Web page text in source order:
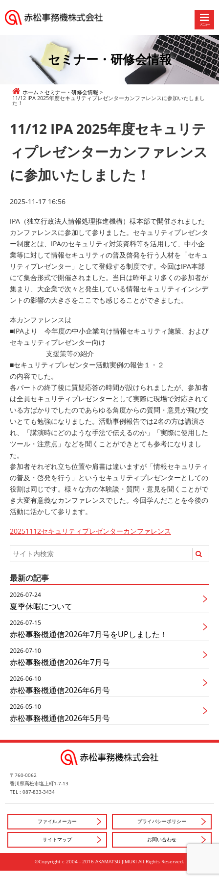
メニュー
セミナー・研修会情報
ホーム
セミナー・研修会情報
11/12 IPA 2025年度セキュリティプレゼンターカンファレンスに参加いたしまし
た！
11/12 IPA 2025年度セキュリテ
ィプレゼンターカンファレンス
に参加いたしました！
2025-11-17 16:56
IPA（独立行政法人情報処理推進機構）様本部で開催されました
カンファレンスに参加して参りました。セキュリティプレゼンタ
ー制度とは、IPAのセキュリティ対策資料等を活用して、中小企
業等に対して情報セキュリティの普及啓発を行う人材を「セキュ
リティプレゼンター」として登録する制度です。今回はIPA本部
にて集合形式で開催されました。当日は昨年より多くの参加者が
集まり、大企業で次々と発生している情報セキュリティインシデ
ントの影響の大きさをここでも感じることができました。
本カンファレンスは
■IPAより 今年度の中小企業向け情報セキュリティ施策、および
セキュリティプレゼンター向け
支援策等の紹介
■セキュリティプレゼンター活動実例の報告１・２
の内容でした。
各パートの終了後に質疑応答の時間が設けられましたが、参加者
は全員セキュリティプレゼンターとして実際に現場で対応されて
いる方ばかりでしたのであらゆる角度からの質問・意見が飛び交
いとても勉強になりました。活動事例報告では2名の方は講演さ
れ、「講演時にどのような手法で伝えるのか」「実際に使用した
ツール・注意点」などを聞くことができとても参考になりまし
た。
参加者それぞれ立ち位置や肩書は違いますが「情報セキュリティ
の普及・啓発を行う」というセキュリティプレゼンターとしての
役割は同じです。様々な方の体験談・質問・意見を聞くことがで
き大変有意義なカンファレンスでした。今回学んだことを今後の
活動に活かして参ります。
20251112セキュリティプレゼンターカンファレンス
最新の記事
2026-07-24
夏季休暇について
2026-07-15
赤松事務機通信2026年7月号をUPしました！
2026-07-10
赤松事務機通信2026年7月号
2026-06-10
赤松事務機通信2026年6月号
2026-05-10
赤松事務機通信2026年5月号
〒760-0062
香川県高松市塩上町1-7-13
TEL : 087-833-3434
ファイルメーカー プライバシーポリシー
サイトマップ お問い合わせ
©Copyright c 2004 - 2016 AKAMATSU JIMUKI All Rights Reserved.